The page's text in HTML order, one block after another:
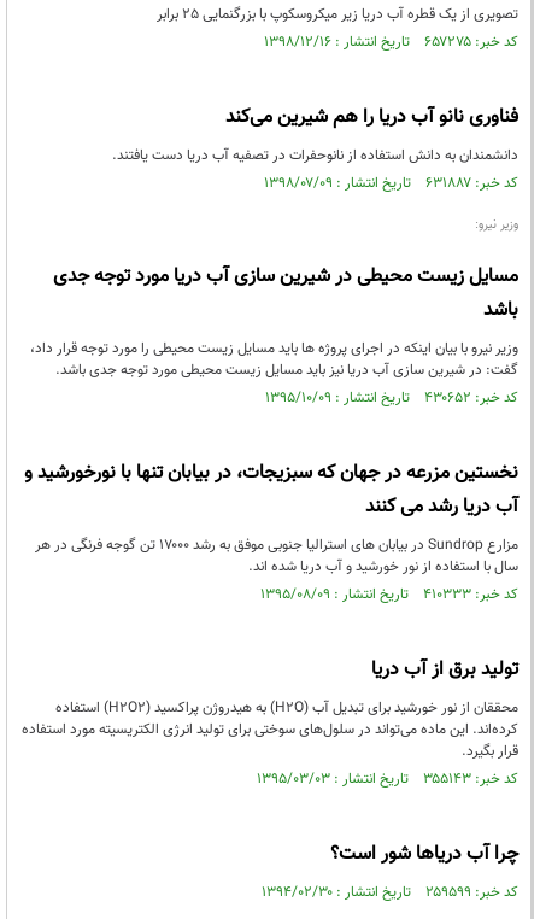
تصویری از یک قطره آب دریا زیر میکروسکوپ با بزرگنمایی 25 برابر
کد خبر: ۶۵۷۲۷۵ تاریخ انتشار : ۱۳۹۸/۱۲/۱۶
فناوری نانو آب دریا را هم شیرین می‌کند
دانشمندان به دانش استفاده از نانوحفرات در تصفیه آب دریا دست یافتند.
کد خبر: ۶۳۱۸۸۷ تاریخ انتشار : ۱۳۹۸/۰۷/۰۹
وزیر نیرو:
مسایل زیست محیطی در شیرین سازی آب دریا مورد توجه جدی
باشد
وزیر نیرو با بیان اینکه در اجرای پروژه ها باید مسایل زیست محیطی را مورد توجه قرار داد،
گفت: در شیرین سازی آب دریا نیز باید مسایل زیست محیطی مورد توجه جدی باشد.
کد خبر: ۴۳۰۶۵۲ تاریخ انتشار : ۱۳۹۵/۱۰/۰۹
نخستین مزرعه در جهان که سبزیجات، در بیابان تنها با نورخورشید و
آب دریا رشد می کنند
مزارع Sundrop در بیابان های استرالیا جنوبی موفق به رشد ۱۷۰۰۰ تن گوجه فرنگی در هر
سال با استفاده از نور خورشید و آب دریا شده اند.
کد خبر: ۴۱۰۳۳۳ تاریخ انتشار : ۱۳۹۵/۰۸/۰۹
تولید برق از آب دریا
محققان از نور خورشید برای تبدیل آب (H2O) به هیدروژن پراکسید (H2O2) استفاده
کرده‌اند. این ماده می‌تواند در سلول‌های سوختی برای تولید انرژی الکتریسیته مورد استفاده
قرار بگیرد.
کد خبر: ۳۵۵۱۴۳ تاریخ انتشار : ۱۳۹۵/۰۳/۰۳
چرا آب دریاها شور است؟
کد خبر: ۲۵۹۵۹۹ تاریخ انتشار : ۱۳۹۴/۰۲/۳۰